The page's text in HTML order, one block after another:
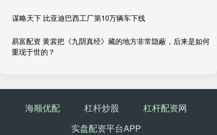
谋略天下 比亚迪巴西工厂第10万辆车下线
易富配资 黄裳把《九阴真经》藏的地方非常隐蔽，后来是如何
重现于世的？
海顺优配 杠杆炒股
杠杆配资网
实盘配资平台APP